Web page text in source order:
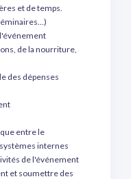
et de temps.
de la nourriture,
des dépenses
entre le
internes
de l'événement
et soumettre des